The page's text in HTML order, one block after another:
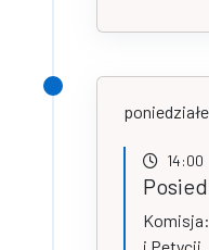
14:00